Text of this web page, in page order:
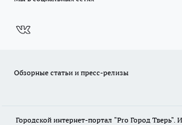
Обзорные статьи и пресс-релизы
Городской интернет-портал "Pro Город